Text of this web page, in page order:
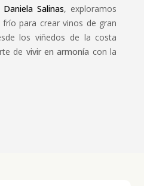
Daniela Salinas, exploramos
para crear vinos de gran
los viñedos de la costa
de vivir en armonía con la